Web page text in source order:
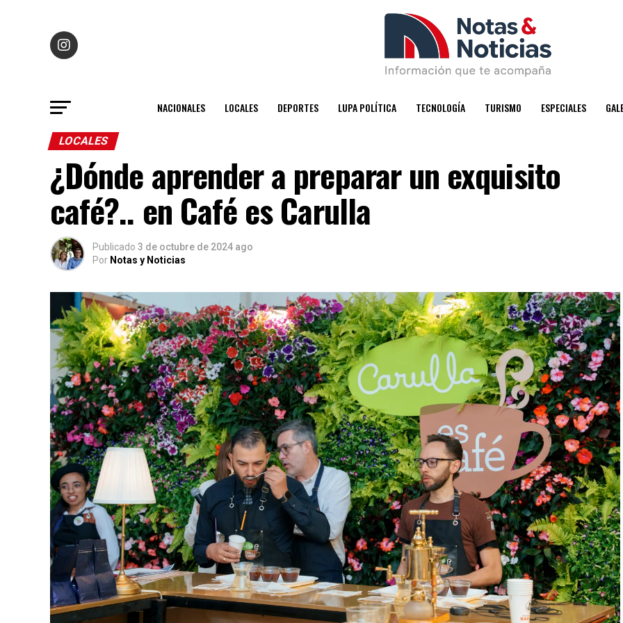
NACIONALES LOCALES DEPORTES LUPA POLÍTICA TECNOLOGÍA TURISMO ESPECIALES
LOCALES
¿Dónde aprender a preparar un exquisito
café?.. en Café es Carulla
Publicado 3 de octubre de 2024 ago
Por Notas y Noticias